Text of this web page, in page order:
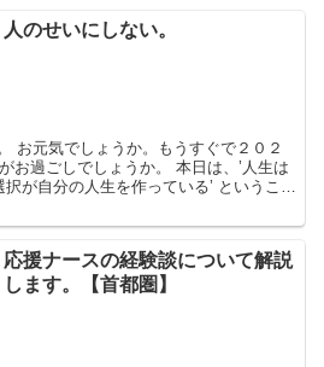
人のせいにしない。
でしょうか。 本日は、’人生は
分の人生を作っている’ ということ
応援ナースの経験談について解説
します。【首都圏】